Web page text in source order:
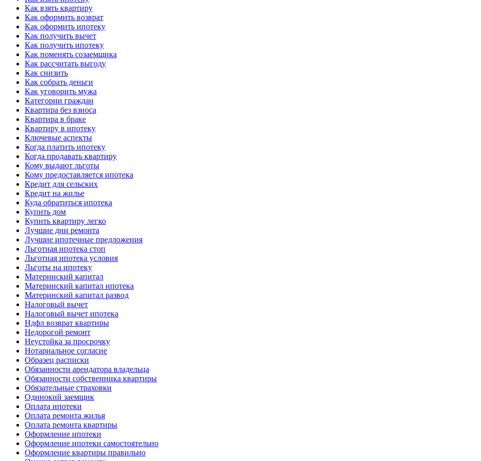
Как взять квартиру
Как оформить возврат
Как оформить ипотеку
Как получить вычет
Как получить ипотеку
Как поменять созаемщика
Как рассчитать выгоду
Как снизить
Как собрать деньги
Как уговорить мужа
Категории граждан
Квартира без взноса
Квартира в браке
Квартиру в ипотеку
Ключевые аспекты
Когда платить ипотеку
Когда продавать квартиру
Кому выдают льготы
Кому предоставляется ипотека
Кредит для сельских
Кредит на жилье
Куда обратиться ипотека
Купить дом
Купить квартиру легко
Лучшие дни ремонта
Лучшие ипотечные предложения
Льготная ипотека стоп
Льготная ипотека условия
Льготы на ипотеку
Материнский капитал
Материнский капитал ипотека
Материнский капитал развод
Налоговый вычет
Налоговый вычет ипотека
Ндфл возврат квартиры
Недорогой ремонт
Неустойка за просрочку
Нотариальное согласие
Образец расписки
Обязанности арендатора владельца
Обязанности собственника квартиры
Обязательные страховки
Одинокий заемщик
Оплата ипотеки
Оплата ремонта жилья
Оплата ремонта квартиры
Оформление ипотеки
Оформление ипотеки самостоятельно
Оформление квартиры правильно